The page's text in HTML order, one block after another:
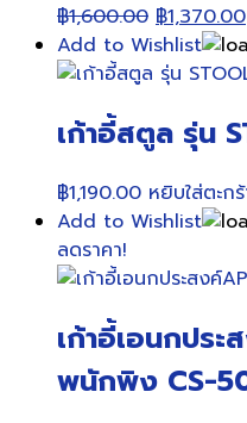
฿1,600.00 Original
price
was:
฿1,370.00
Add to Wishlist
เก้าอี้สตูล รุ่น
฿1,190.00 หยิบใส่ตะก
Add to Wishlist
ลดราคา!
เก้าอี้เอนกปร
พนักพิง CS-